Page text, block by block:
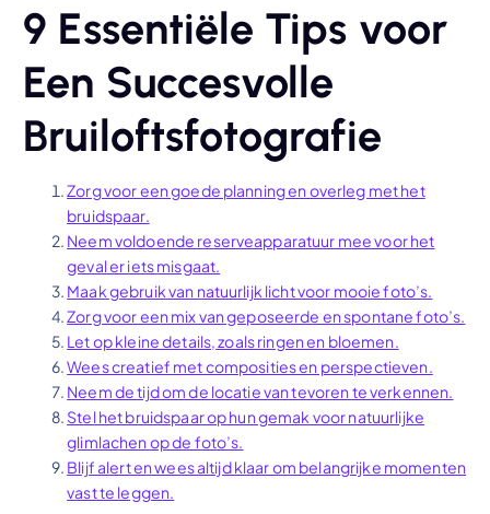
9 Essentiële Tips voor
Een Succesvolle
Bruiloftsfotografie
Zorg voor een goede planning en overleg met het
bruidspaar.
Neem voldoende reserveapparatuur mee voor het
geval er iets misgaat.
Maak gebruik van natuurlijk licht voor mooie foto’s.
Zorg voor een mix van geposeerde en spontane foto’s.
Let op kleine details, zoals ringen en bloemen.
Wees creatief met composities en perspectieven.
Neem de tijd om de locatie van tevoren te verkennen.
Stel het bruidspaar op hun gemak voor natuurlijke
glimlachen op de foto’s.
Blijf alert en wees altijd klaar om belangrijke momenten
vast te leggen.